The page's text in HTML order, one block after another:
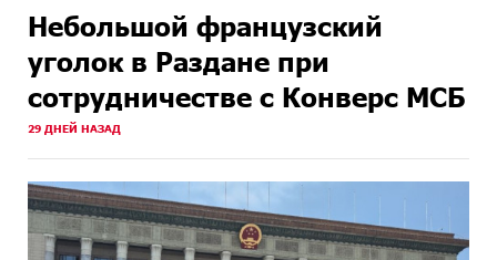
Небольшой французский
уголок в Раздане при
сотрудничестве с Конверс МСБ
29 ДНЕЙ НАЗАД